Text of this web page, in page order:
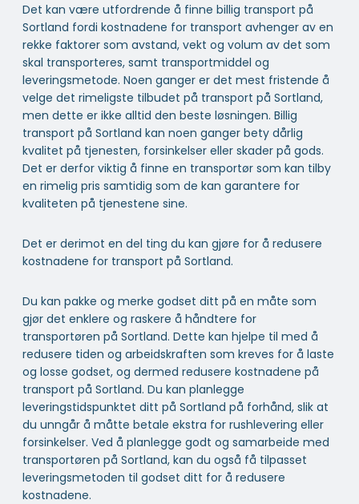
Det kan være utfordrende å finne billig transport på
Sortland fordi kostnadene for transport avhenger av en
rekke faktorer som avstand, vekt og volum av det som
skal transporteres, samt transportmiddel og
leveringsmetode. Noen ganger er det mest fristende å
velge det rimeligste tilbudet på transport på Sortland,
men dette er ikke alltid den beste løsningen. Billig
transport på Sortland kan noen ganger bety dårlig
kvalitet på tjenesten, forsinkelser eller skader på gods.
Det er derfor viktig å finne en transportør som kan tilby
en rimelig pris samtidig som de kan garantere for
kvaliteten på tjenestene sine.
Det er derimot en del ting du kan gjøre for å redusere
kostnadene for transport på Sortland.
Du kan pakke og merke godset ditt på en måte som
gjør det enklere og raskere å håndtere for
transportøren på Sortland. Dette kan hjelpe til med å
redusere tiden og arbeidskraften som kreves for å laste
og losse godset, og dermed redusere kostnadene på
transport på Sortland. Du kan planlegge
leveringstidspunktet ditt på Sortland på forhånd, slik at
du unngår å måtte betale ekstra for rushlevering eller
forsinkelser. Ved å planlegge godt og samarbeide med
transportøren på Sortland, kan du også få tilpasset
leveringsmetoden til godset ditt for å redusere
kostnadene.